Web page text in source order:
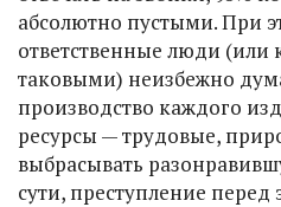
абсолютно пустыми. При
ответственные люди (или
таковыми) неизбежно
производство каждого
ресурсы — трудовые,
выбрасывать
сути, преступление перед